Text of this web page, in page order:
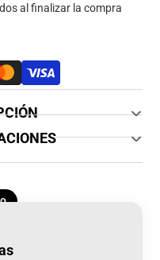
al finalizar la compra